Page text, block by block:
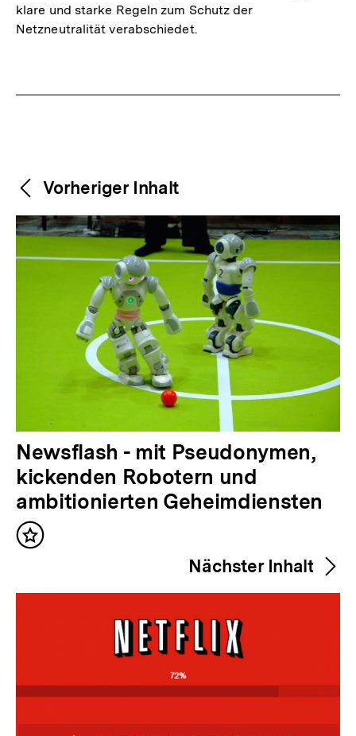
klare und starke Regeln zum Schutz der
Netzneutralität verabschiedet.
Weitere
Inhalte
Content-
Navigation
Vorheriger Inhalt
V
o
r
h
e
i
I
n
Newsflash - mit Pseudonymen,
kickenden Robotern und
ambitionierten Geheimdiensten
Inhalt
Nächster Inhalt